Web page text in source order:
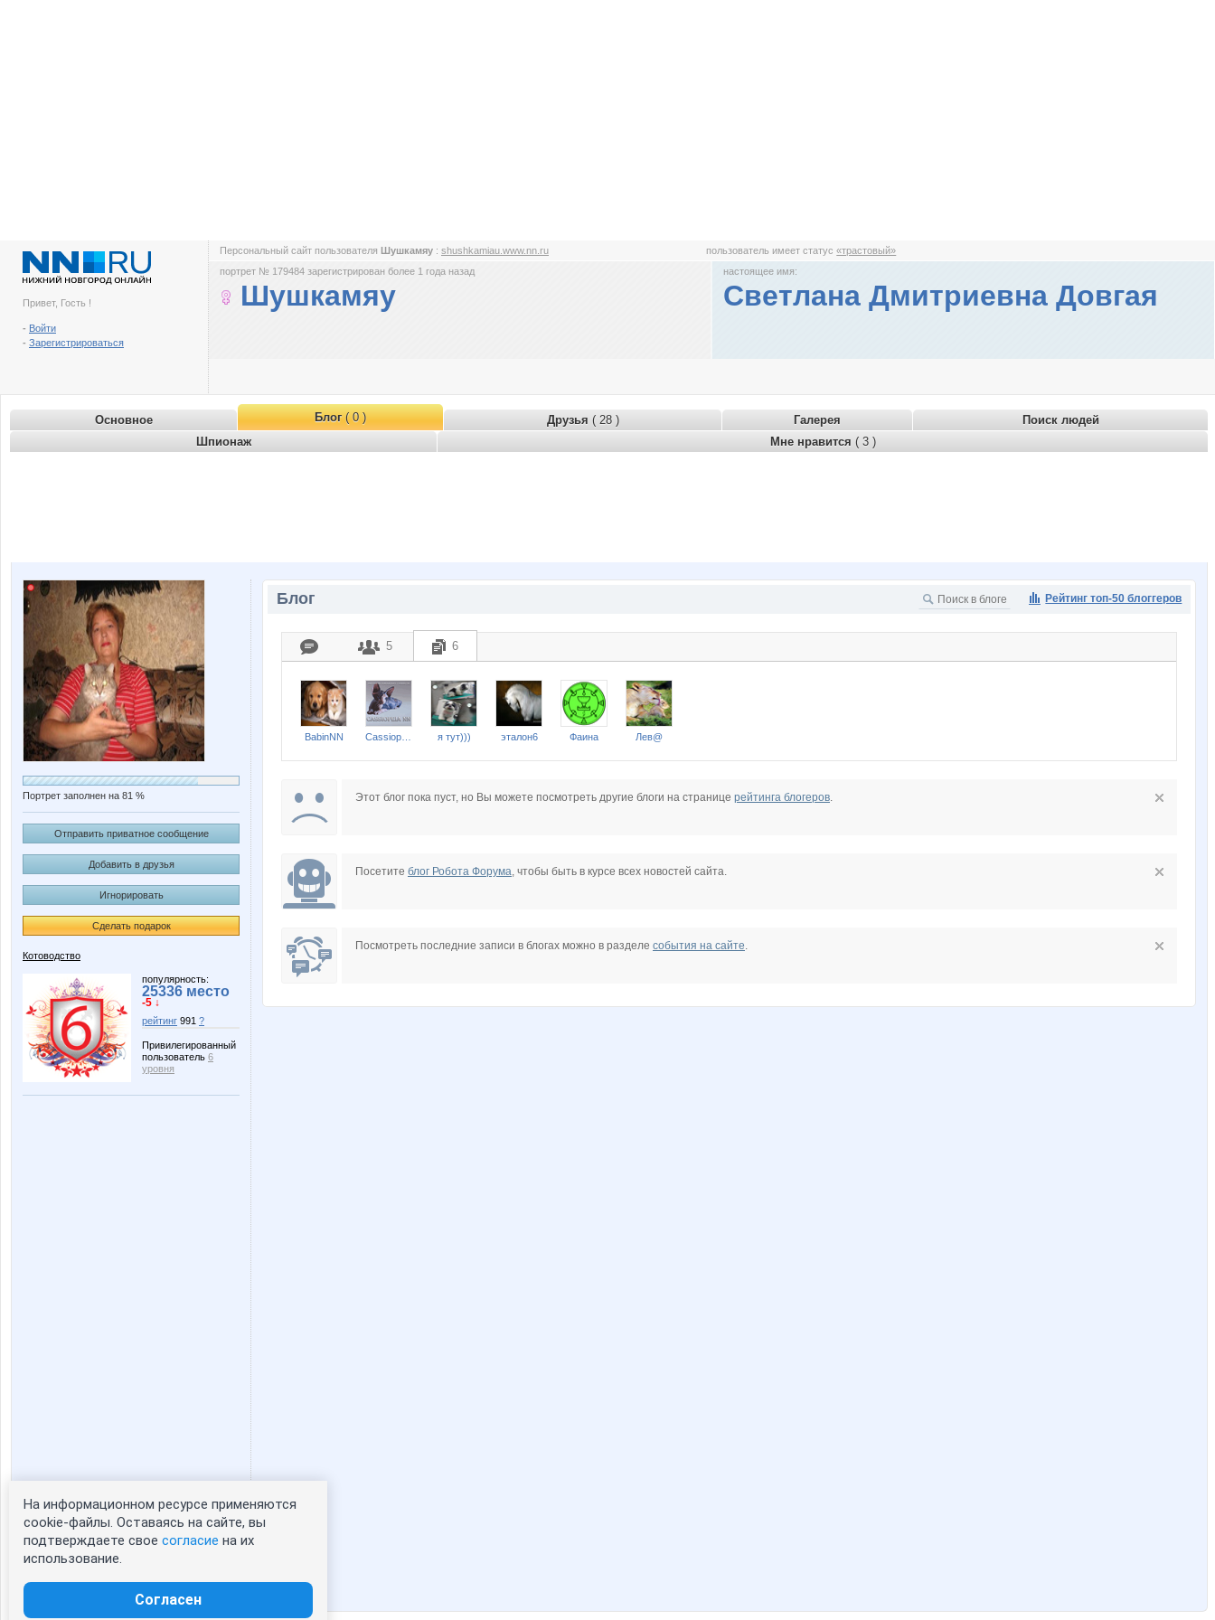
Привет, Гость !
- Войти
- Зарегистрироваться
Персональный сайт пользователя Шушкамяу : shushkamiau.www.nn.ru пользователь имеет статус«трастовый»
портрет № 179484 зарегистрирован более 1 года назад
Шушкамяу
настоящее имя:
Светлана Дмитриевна Довгая
Основное Блог( 0 ) Друзья ( 28 ) Галерея
Поиск людей
Шпионаж
Мне нравится ( 3 )
Портрет заполнен на 81 %
Отправить приватное сообщение
Добавить в друзья
Игнорировать
Сделать подарок
Котоводство
популярность:
25336 место
-5 ↓
рейтинг 991 ?
Привилегированный
пользователь 6
уровня
Статистика портрета:
сейчас просматривают портрет - 0
зарегистрированные пользователи
Рейтинг топ-50 блоггеров
Блог
5 6
BabinNN я тут))) эталон6 Фаина Лев@
Этот блог пока пуст, но Вы можете посмотреть другие блоги на странице рейтинга блогеров.
Посетите блог Робота Форума, чтобы быть в курсе всех новостей сайта.
Посмотреть последние записи в блогах можно в разделе события на сайте.
На информационном ресурсе применяются
cookie-файлы. Оставаясь на сайте, вы
подтверждаете свое согласие на их
использование.
Согласен